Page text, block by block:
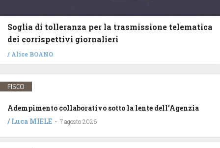
Soglia di tolleranza per la trasmissione telematica
dei corrispettivi giornalieri
/ Alice BOANO
FISCO
Adempimento collaborativo sotto la lente dell’Agenzia
/Luca MIELE - 7 agosto 2026